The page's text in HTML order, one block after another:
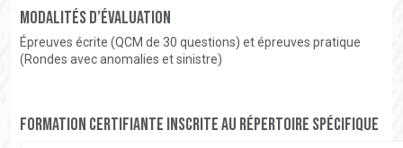
Modalités d’évaluation
Épreuves écrite (QCM de 30 questions) et épreuves pratique
(Rondes avec anomalies et sinistre)
FORMATION CERTIFIANTE INSCRITE AU RÉPERTOIRE SPÉCIFIQUE